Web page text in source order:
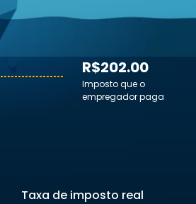
R$202.00
Imposto que o
empregador paga
Taxa de imposto real